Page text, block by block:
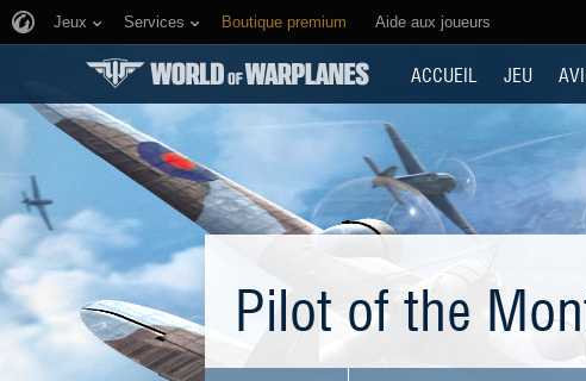
Jeux Services Boutique premium Aide aux joueurs
ACCUEIL JEU
Pilot of the